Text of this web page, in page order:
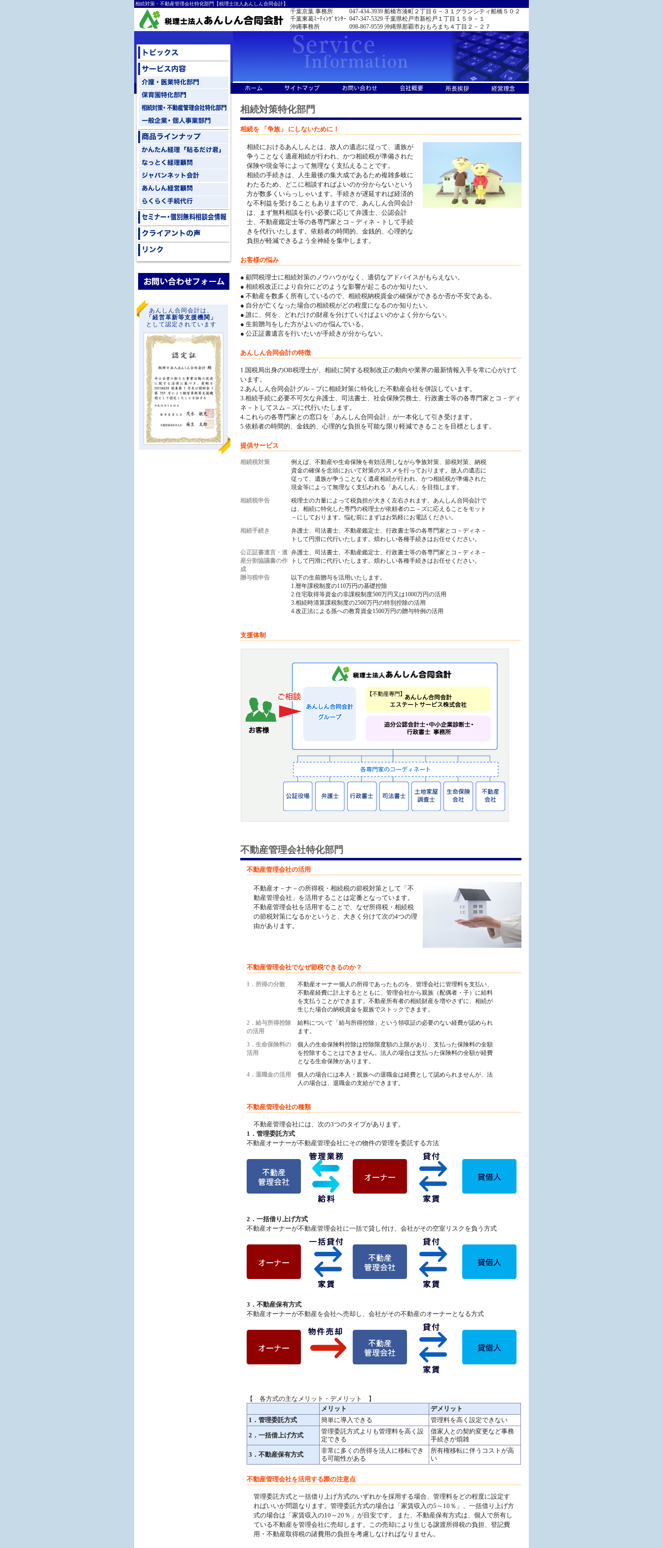
相続対策・不動産管理会社特化部門【税理士法人あんしん合同会計】
千葉京葉 事務所 047-434-3939 船橋市湊町２丁目６－３１グランシティ船橋５０２
千葉東葛ﾐｰﾃｨﾝｸﾞｾﾝﾀｰ 047-347-5329 千葉県松戸市新松戸１丁目１５９－１
沖縄事務所
098-867-9559 沖縄県那覇市おもろまち４丁目２－２７
相続対策特化部門
相続を 「争族」 にしないために！
相続におけるあんしんとは、故人の遺志に従って、遺族が
争うことなく遺産相続が行われ、かつ相続税が準備された
保険や現金等によって無理なく支払えることです。
相続の手続きは、人生最後の集大成であるため複雑多岐に
わたるため、どこに相談すればよいのか分からないという
方が数多くいらっしゃいます。手続きが遅延すれば経済的
な不利益を受けることもありますので、あんしん合同会計
は、まず無料相談を行い必要に応じて弁護士、公認会計
士、不動産鑑定士等の各専門家とコ－ディネ－トして手続
きを代行いたします。依頼者の時間的、金銭的、心理的な
負担が軽減できるよう全神経を集中します。
お客様の悩み
● 顧問税理士に相続対策のノウハウがなく、適切なアドバイスがもらえない。
● 相続税改正により自分にどのような影響が起こるのか知りたい。
● 不動産を数多く所有しているので、相続税納税資金の確保ができるか否か不安である。
● 自分が亡くなった場合の相続税がどの程度になるのか知りたい。
● 誰に、何を、どれだけの財産を分けていけばよいのかよく分からない。
● 生前贈与をした方がよいのか悩んでいる。
● 公正証書遺言を行いたいが手続きが分からない。
あんしん合同会計の特徴
1.国税局出身のOB税理士が、相続に関する税制改正の動向や業界の最新情報入手を常に心がけて
います。
2.あんしん合同会計グル－プに相続対策に特化した不動産会社を併設しています。
3.相続手続に必要不可欠な弁護士、司法書士、社会保険労務士、行政書士等の各専門家とコ－ディ
ネ－トしてスム－ズに代行いたします。
4.これらの各専門家との窓口を「あんしん合同会計」が一本化して引き受けます。
5.依頼者の時間的、金銭的、心理的な負担を可能な限り軽減できることを目標とします。
提供サービス
相続税対策
例えば、不動産や生命保険を有効活用しながら争族対策、節税対策、納税
資金の確保を念頭において対策のススメを行っております。故人の遺志に
従って、遺族が争うことなく遺産相続が行われ、かつ相続税が準備された
現金等によって無理なく支払われる「あんしん」を目指します。
相続税申告
税理士の力量によって税負担が大きく左右されます。あんしん合同会計で
は、相続に特化した専門の税理士が依頼者のニ－ズに応えることをモット
－にしております。悩む前にまずはお気軽にお電話ください。
相続手続き
弁護士、司法書士、不動産鑑定士、行政書士等の各専門家とコ－ディネ－
トして円滑に代行いたします。煩わしい各種手続きはお任せください。
公正証書遺言・遺
産分割協議書の作
成
弁護士、司法書士、不動産鑑定士、行政書士等の各専門家とコ－ディネ－
トして円滑に代行いたします。煩わしい各種手続きはお任せください。
贈与税申告
以下の生前贈与を活用いたします。
1.暦年課税制度の110万円の基礎控除
2.住宅取得等資金の非課税制度500万円又は1000万円の活用
3.相続時清算課税制度の2500万円の特別控除の活用
4.改正法による孫への教育資金1500万円の贈与特例の活用
支援体制
不動産管理会社特化部門
不動産管理会社の活用
不動産オ－ナ－の所得税・相続税の節税対策として「不
動産管理会社」を活用することは定番となっています。
不動産管理会社を活用することで、なぜ所得税・相続税
の節税対策になるかというと、大きく分けて次の4つの理
由があります。
不動産管理会社でなぜ節税できるのか？
1．所得の分散
不動産オーナー個人の所得であったものを、管理会社に管理料を支払い、
不動産経費に計上するとともに、管理会社から親族（配偶者・子）に給料
を支払うことができます。不動産所有者の相続財産を増やさずに、相続が
生じた場合の納税資金を親族でストックできます。
2．給与所得控除
の活用
給料について「給与所得控除」という領収証の必要のない経費が認められ
ます。
3．生命保険料の
活用
個人の生命保険料控除は控除限度額の上限があり、支払った保険料の全額
を控除することはできません。法人の場合は支払った保険料の全額が経費
となる生命保険があります。
4．退職金の活用
個人の場合には本人・親族への退職金は経費として認められませんが、法
人の場合は、退職金の支給ができます。
不動産管理会社の種類
不動産管理会社には、次の3つのタイプがあります。
1．管理委託方式
不動産オーナーが不動産管理会社にその物件の管理を委託する方法
2．一括借り上げ方式
不動産オーナーが不動産管理会社に一括で貸し付け、会社がその空室リスクを負う方式
3．不動産保有方式
不動産オーナーが不動産を会社へ売却し、会社がその不動産のオーナーとなる方式
【 各方式の主なメリット・デメリット 】
メリット
デメリット
1．管理委託方式
簡単に導入できる 管理料を高く設定できない
2．一括借上げ方式
管理委託方式よりも管理料を高く設
定できる
借家人との契約変更など事務
手続きが煩雑
3．不動産保有方式
非常に多くの所得を法人に移転でき
る可能性がある
所有権移転に伴うコストが高
い
不動産管理会社を活用する際の注意点
管理委託方式と一括借り上げ方式のいずれかを採用する場合、管理料をどの程度に設定す
ればいいか問題なります。管理委託方式の場合は「家賃収入の5～10％」、一括借り上げ方
式の場合は「家賃収入の10～20％」が目安です。 また、不動産保有方式は、個人で所有し
ている不動産を管理会社に売却します。この売却により生じる譲渡所得税の負担、登記費
用・不動産取得税の諸費用の負担を考慮しなければなりません。
あんしん合同会計は、
「経営革新等支援機関」
として認定されています